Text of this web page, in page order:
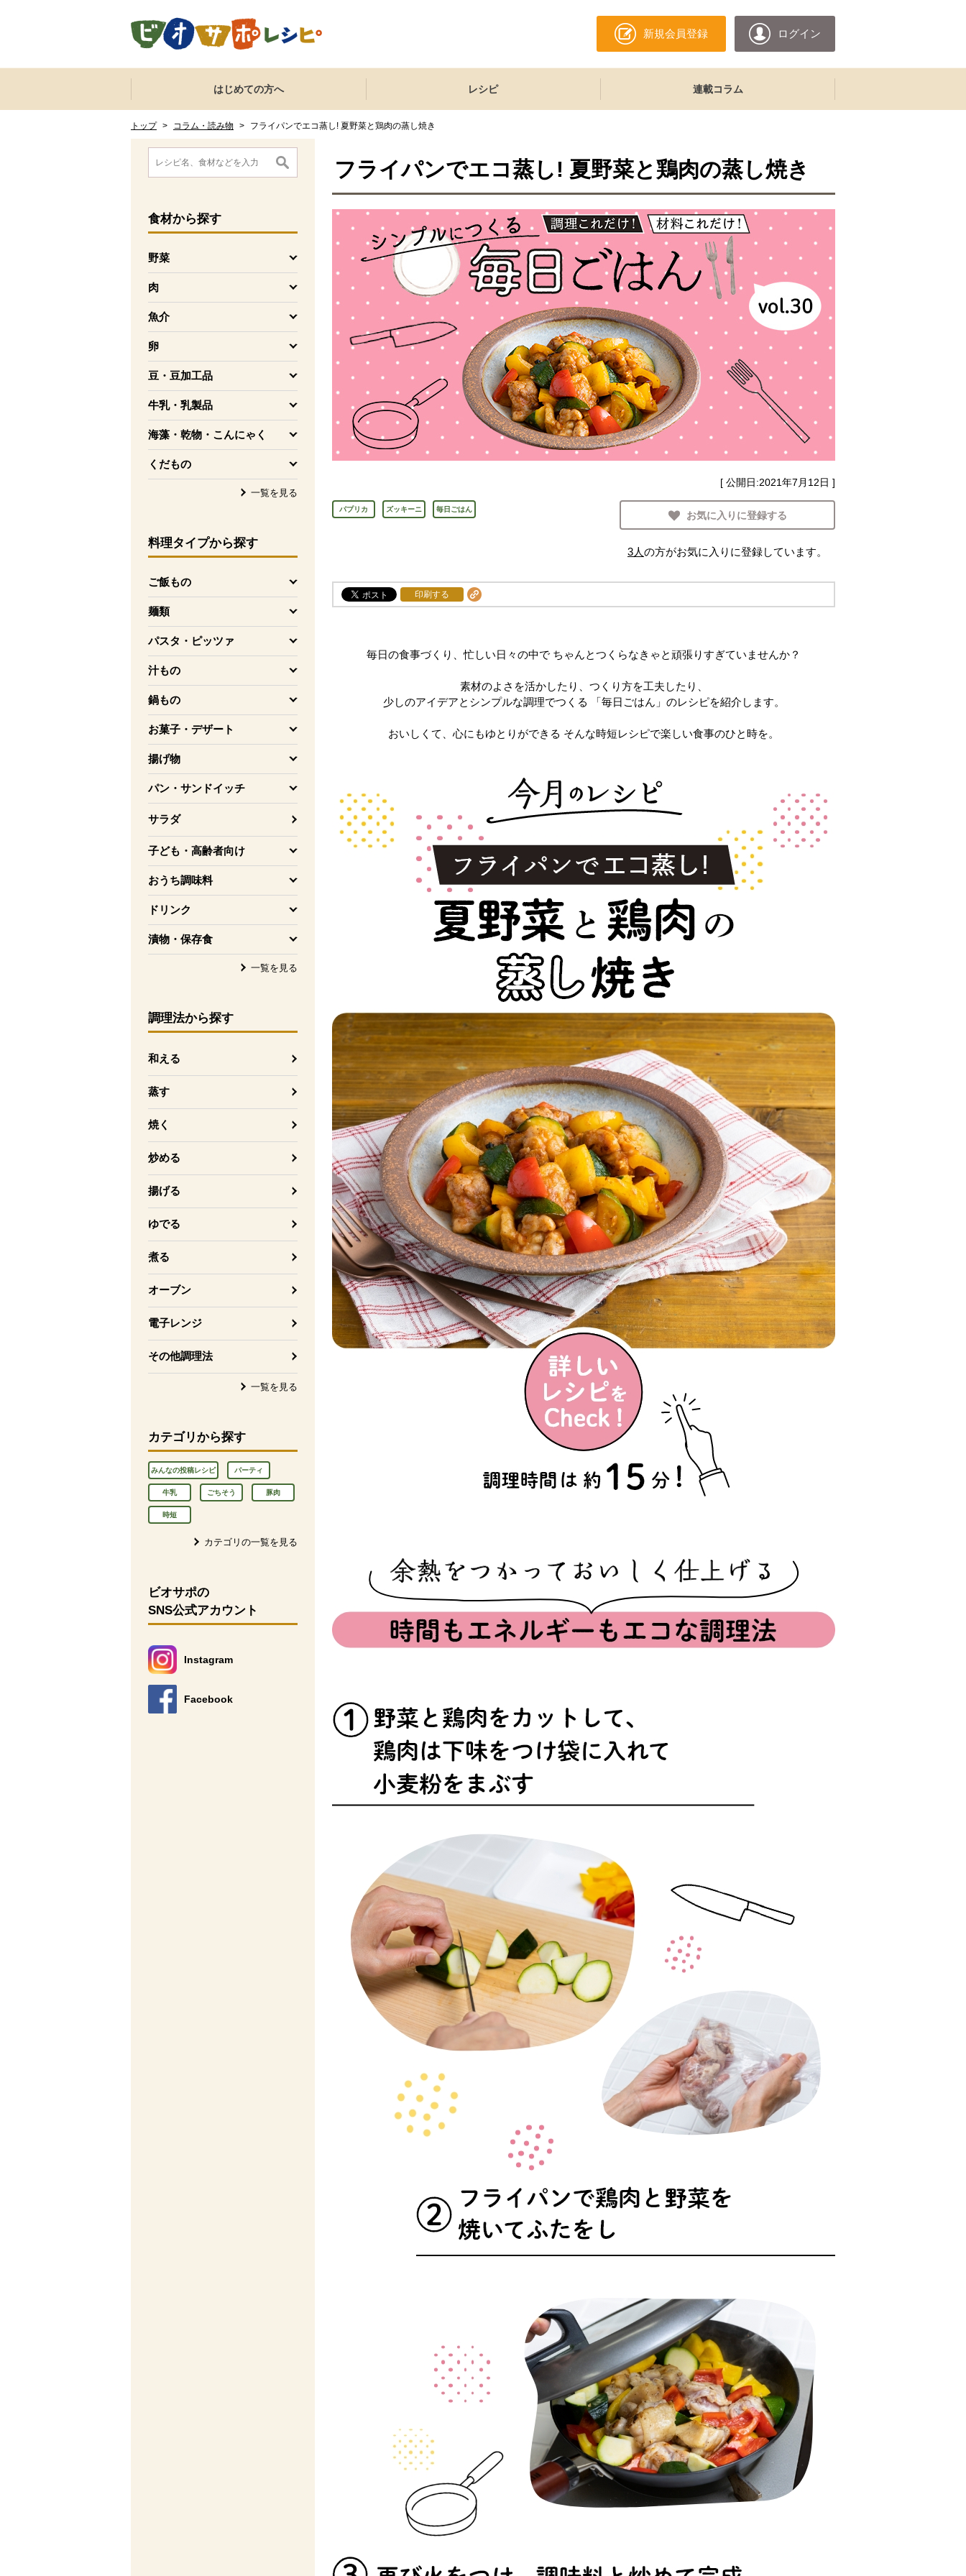
新規会員登録 ログイン
ここからサイト内共通メニューです。
サイト内共通メニューをスキップする
はじめての方へ レシピ 連載コラム
トップ > コラム・読み物 > フライパンでエコ蒸し! 夏野菜と鶏肉の蒸し焼き
ここから消費材検索メニューです。
食材から探す
野菜
を開く
肉
を開く
魚介
を開く
卵
を開く
豆・豆加工品
を開く
牛乳・乳製品
を開く
海藻・乾物・こんにゃく
を開く
くだもの
を開く
一覧を見る
料理タイプから探す
ご飯もの
を開く
麺類
を開く
パスタ・ピッツァ
を開く
汁もの
を開く
鍋もの
を開く
お菓子・デザート
を開く
揚げ物
を開く
パン・サンドイッチ
を開く
サラダ
子ども・高齢者向け
を開く
おうち調味料
を開く
ドリンク
を開く
漬物・保存食
を開く
一覧を見る
調理法から探す
和える
蒸す
焼く
炒める
揚げる
ゆでる
煮る
オーブン
電子レンジ
その他調理法
一覧を見る
カテゴリから探す
みんなの投稿レシピ パーティ
牛乳 ごちそう 豚肉
時短
カテゴリの一覧を見る
消費材検索メニューここまで。
ここから本文です。
ビオサポの
SNS公式アカウント
Instagram
別のウィンドウで開きます。
Facebook
別のウィンドウで開きます。
フライパンでエコ蒸し! 夏野菜と鶏肉の蒸し焼き
[ 公開日:2021年7月12日 ]
パプリカ ズッキーニ 毎日ごはん
お気に入りに登録する
3人の方がお気に入りに登録しています。
印刷する
毎日の食事づくり、忙しい日々の中で ちゃんとつくらなきゃと頑張りすぎていませんか？
素材のよさを活かしたり、つくり方を工夫したり、
少しのアイデアとシンプルな調理でつくる 「毎日ごはん」のレシピを紹介します。
おいしくて、心にもゆとりができる そんな時短レシピで楽しい食事のひと時を。